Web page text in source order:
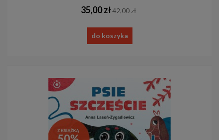
35,00 zł42,00 zł
do koszyka